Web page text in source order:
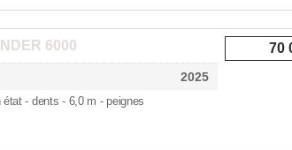
6000
2025
état - dents- 6,0 m - peignes
70